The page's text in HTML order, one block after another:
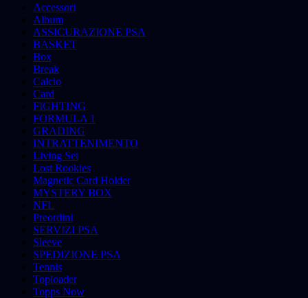
Accessori
Album
ASSICURAZIONE PSA
BASKET
Box
Break
Calcio
Card
FIGHTING
FORMULA 1
GRADING
INTRATTENIMENTO
Living Set
Lost Rookies
Magnetic Card Holder
MYSTERY BOX
NFL
Preordini
SERVIZI PSA
Sleeve
SPEDIZIONE PSA
Tennis
Toploader
Topps Now